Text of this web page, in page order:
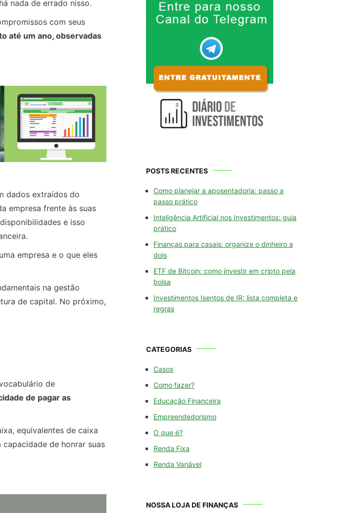
nada de errado nisso.
com seus
até um ano, observadas
dados extraídos do
empresa frente às suas
e isso
empresa e o que eles
na gestão
de capital. No próximo,
de
de pagar as
equivalentes de caixa
capacidade de honrar suas
POSTS RECENTES
Como planejar a aposentadoria: passo a
passo prático
Inteligência Artificial nos Investimentos: guia
prático
Finanças para casais: organize o dinheiro a
dois
ETF de Bitcoin: como investir em cripto pela
bolsa
Investimentos Isentos de IR: lista completa e
regras
CATEGORIAS
Casos
Como fazer?
Educação Financeira
Empreendedorismo
O que é?
Renda Fixa
Renda Variável
NOSSA LOJA DE FINANÇAS